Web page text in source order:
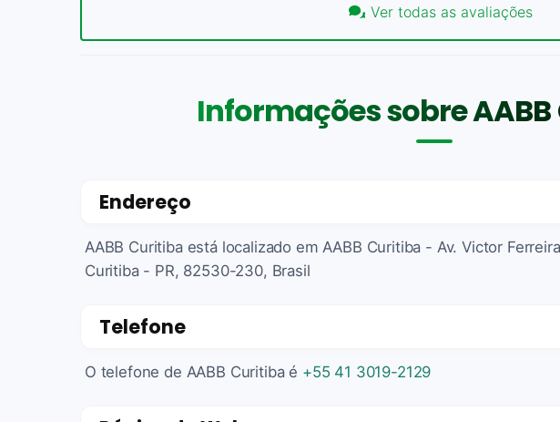
Ver todas as avaliações
Informações sobre
Endereço
AABB Curitiba está localizado em AABB Curitiba - Av. Victor
Curitiba - PR, 82530-230, Brasil
Telefone
O telefone de AABB Curitiba é +55 41 3019-2129